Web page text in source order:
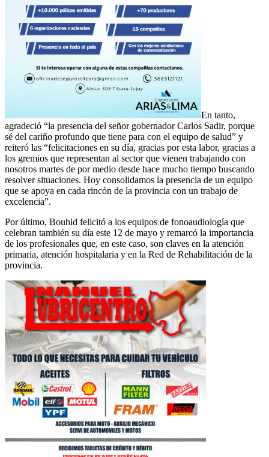
En tanto,
agradeció “la presencia del señor gobernador Carlos Sadir, porque
sé del cariño profundo que tiene para con el equipo de salud” y
reiteró las “felicitaciones en su día, gracias por esta labor, gracias a
los gremios que representan al sector que vienen trabajando con
nosotros martes de por medio desde hace mucho tiempo buscando
resolver situaciones. Hoy consolidamos la presencia de un equipo
que se apoya en cada rincón de la provincia con un trabajo de
excelencia”.
Por último, Bouhid felicitó a los equipos de fonoaudiología que
celebran también su día este 12 de mayo y remarcó la importancia
de los profesionales que, en este caso, son claves en la atención
primaria, atención hospitalaria y en la Red de Rehabilitación de la
provincia.